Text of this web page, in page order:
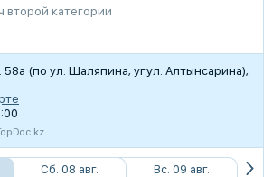
второй категории
(по ул. Шаляпина, уг.ул. Алтынсарина),
Сб. 08 авг. Вс. 09 авг.